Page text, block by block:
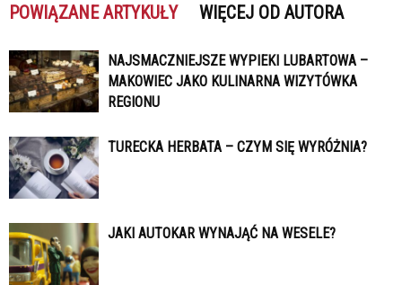
POWIĄZANE ARTYKUŁY WIĘCEJ OD AUTORA
NAJSMACZNIEJSZE WYPIEKI LUBARTOWA –
MAKOWIEC JAKO KULINARNA WIZYTÓWKA
REGIONU
TURECKA HERBATA – CZYM SIĘ WYRÓŻNIA?
JAKI AUTOKAR WYNAJĄĆ NA WESELE?